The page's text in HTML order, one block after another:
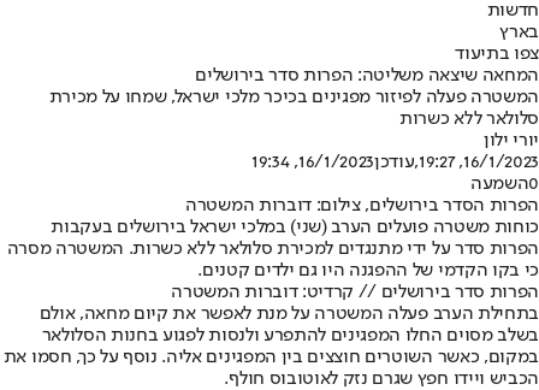
חדשות
בארץ
צפו בתיעוד
המחאה שיצאה משליטה: הפרות סדר בירושלים
המשטרה פעלה לפיזור מפגינים בכיכר מלכי ישראל, שמחו על מכירת
סלולאר ללא כשרות
יורי ילון
16/1/2023, 19:27
,עודכן16/1/2023, 19:34
0השמעה
הפרות הסדר בירושלים, צילום: דוברות המשטרה
כוחות משטרה פועלים הערב (שני) במלכי ישראל בירושלים בעקבות
הפרות סדר על ידי מתנגדים למכירת סלולאר ללא כשרות. המשטרה מסרה
כי בקו הקדמי של ההפגנה היו גם ילדים קטנים.
הפרות סדר בירושלים // קרדיט: דוברות המשטרה
בתחילת הערב פעלה המשטרה על מנת לאפשר את קיום מחאה, אולם
בשלב מסוים החלו המפגינים להתפרע ולנסות לפגוע בחנות הסלולאר
במקום, כאשר השוטרים חוצצים בין המפגינים אליה. נוסף על כך, חסמו את
הכביש ויידו חפץ שגרם נזק לאוטובוס חולף.